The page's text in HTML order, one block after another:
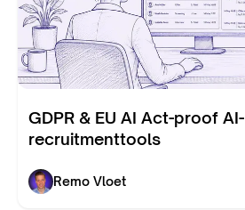
GDPR & EU AI Act-proof AI-
recruitmenttools
Remo Vloet